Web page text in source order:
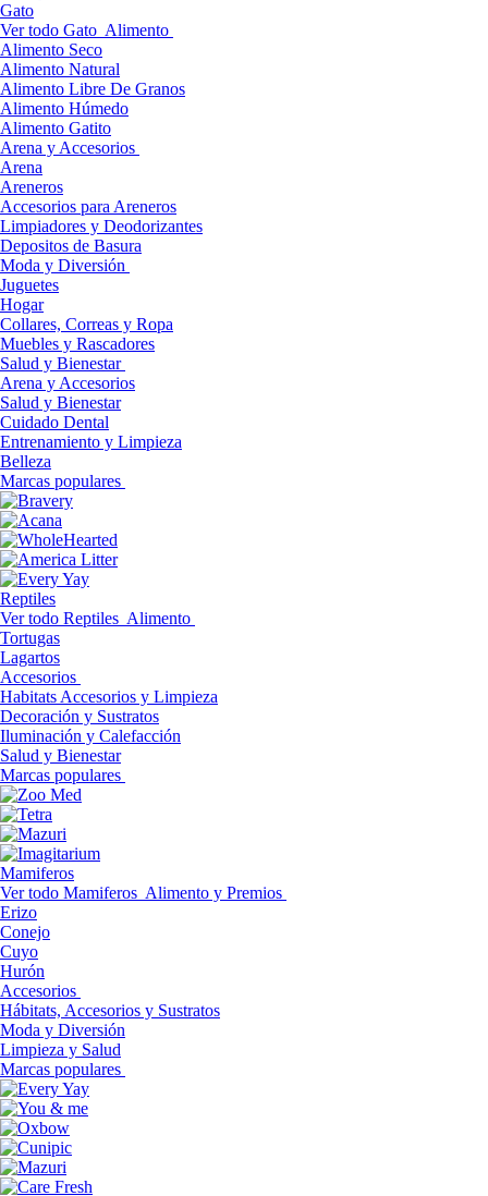
Gato
Ver todo Gato Alimento
Alimento Seco
Alimento Natural
Alimento Libre De Granos
Alimento Húmedo
Alimento Gatito
Arena y Accesorios
Arena
Areneros
Accesorios para Areneros
Limpiadores y Deodorizantes
Depositos de Basura
Moda y Diversión
Juguetes
Hogar
Collares, Correas y Ropa
Muebles y Rascadores
Salud y Bienestar
Arena y Accesorios
Salud y Bienestar
Cuidado Dental
Entrenamiento y Limpieza
Belleza
Marcas populares
Reptiles
Ver todo Reptiles Alimento
Tortugas
Lagartos
Accesorios
Habitats Accesorios y Limpieza
Decoración y Sustratos
Iluminación y Calefacción
Salud y Bienestar
Marcas populares
Mamiferos
Ver todo Mamiferos Alimento y Premios
Erizo
Conejo
Cuyo
Hurón
Accesorios
Hábitats, Accesorios y Sustratos
Moda y Diversión
Limpieza y Salud
Marcas populares